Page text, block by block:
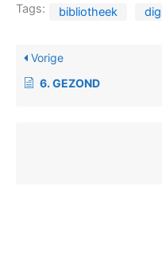
Tags: bibliotheek
Vorige
6. GEZOND